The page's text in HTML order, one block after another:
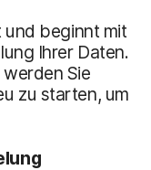
und beginnt mit
Ihrer Daten.
Sie
zu starten, um